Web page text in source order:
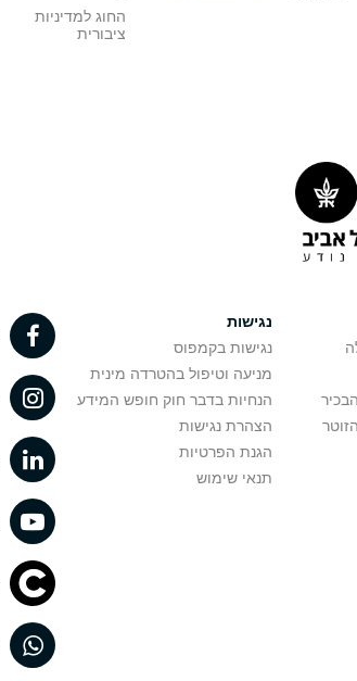
החוג למדיניות
ציבורית
נגישות
נגישות בקמפוס
מניעה וטיפול בהטרדה מינית
הנחיות בדבר חוק חופש המידע
הצהרת נגישות
הגנת הפרטיות
תנאי שימוש